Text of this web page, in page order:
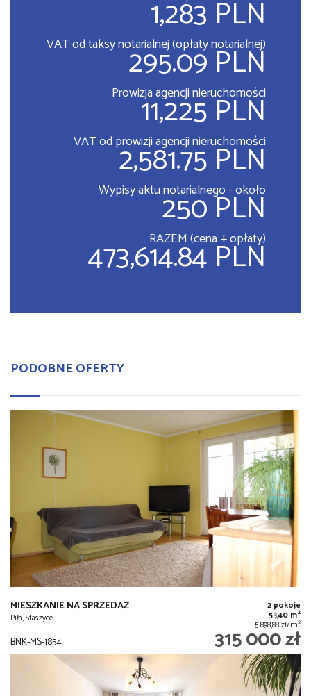
1,283 PLN
VAT od taksy notarialnej (opłaty notarialnej)
295.09 PLN
Prowizja agencji nieruchomości
11,225 PLN
VAT od prowizji agencji nieruchomości
2,581.75 PLN
Wypisy aktu notarialnego - około
250 PLN
RAZEM (cena + opłaty)
473,614.84 PLN
PODOBNE OFERTY
MIESZKANIE NA SPRZEDAŻ
Piła, Staszyce
2 pokoje
53,40 m2
5 898,88 zł/m2
BNK-MS-1854 315 000 zł